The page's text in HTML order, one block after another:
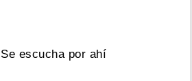
Se escucha por ahí